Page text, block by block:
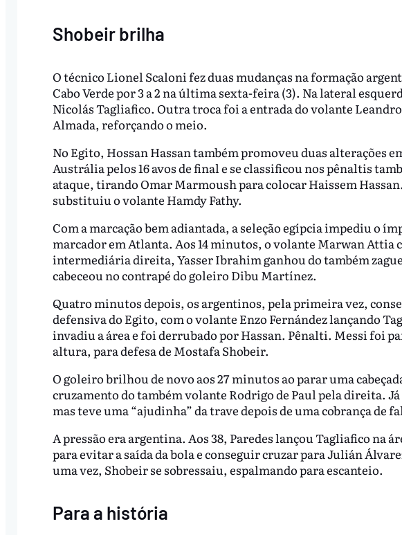
Shobeir brilha
O técnico Lionel Scaloni fez duas mudanças na formação
Cabo Verde por 3 a 2 na última sexta-feira (3). Na lateral
Nicolás Tagliafico. Outra troca foi a entrada do volante Leandro
Almada, reforçando o meio.
No Egito, Hossan Hassan também promoveu duas alterações
Austrália pelos 16 avos de final e se classificou nos pênaltis
ataque, tirando Omar Marmoush para colocar Haissem
substituiu o volante Hamdy Fathy.
Com a marcação bem adiantada, a seleção egípcia impediu o
marcador em Atlanta. Aos 14 minutos, o volante Marwan Attia
intermediária direita, Yasser Ibrahim ganhou do também
cabeceou no contrapé do goleiro Dibu Martínez.
Quatro minutos depois, os argentinos, pela primeira vez,
defensiva do Egito, com o volante Enzo Fernández lançando
invadiu a área e foi derrubado por Hassan. Pênalti. Messi foi
altura, para defesa de Mostafa Shobeir.
O goleiro brilhou de novo aos 27 minutos ao parar uma
cruzamento do também volante Rodrigo de Paul pela direita. Já
mas teve uma “ajudinha” da trave depois de uma cobrança de
A pressão era argentina. Aos 38, Paredes lançou Tagliafico na
para evitar a saída da bola e conseguir cruzar para Julián
uma vez, Shobeir se sobressaiu, espalmando para escanteio.
Para a história